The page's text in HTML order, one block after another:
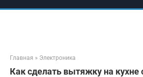
Главная » Электроника
Как сделать вытяжку на